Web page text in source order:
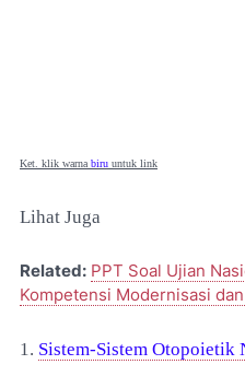
Ket. klik warna biru untuk link
Lihat Juga
Related: PPT Soal Ujian
Kompetensi Modernisasi
1. Sistem-Sistem Otopoietik